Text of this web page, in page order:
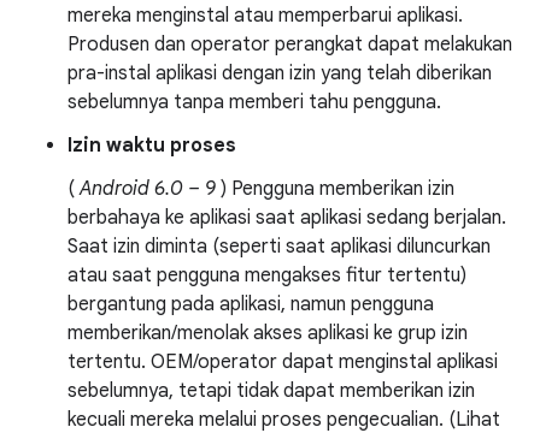
mereka menginstal atau memperbarui aplikasi.
Produsen dan operator perangkat dapat melakukan
pra-instal aplikasi dengan izin yang telah diberikan
sebelumnya tanpa memberi tahu pengguna.
Izin waktu proses
(Android 6.0 – 9 ) Pengguna memberikan izin
berbahaya ke aplikasi saat aplikasi sedang berjalan.
Saat izin diminta (seperti saat aplikasi diluncurkan
atau saat pengguna mengakses fitur tertentu)
bergantung pada aplikasi, namun pengguna
memberikan/menolak akses aplikasi ke grup izin
tertentu. OEM/operator dapat menginstal aplikasi
sebelumnya, tetapi tidak dapat memberikan izin
kecuali mereka melalui proses pengecualian. (Lihat